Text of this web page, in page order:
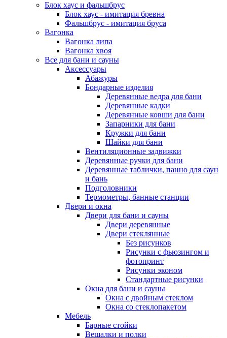
Блок хаус и фальшбрус
Блок хаус - имитация бревна
Фальшбрус - имитация бруса
Вагонка
Вагонка липа
Вагонка хвоя
Все для бани и сауны
Аксессуары
Абажуры
Бондарные изделия
Деревянные ведра для бани
Деревянные кадки
Деревянные ковши для бани
Запарники для бани
Кружки для бани
Шайки для бани
Вентиляционные задвижки
Деревянные ручки для бани
Деревянные таблички, панно для саун
и бань
Подголовники
Термометры, банные станции
Двери и окна
Двери для бани и сауны
Двери деревянные
Двери стеклянные
Без рисунков
Рисунки с фьюзингом и
фотопринт
Рисунки эконом
Стандартные рисунки
Окна для бани и сауны
Окна с двойным стеклом
Окна со стеклопакетом
Мебель
Барные стойки
Вешалки и полки